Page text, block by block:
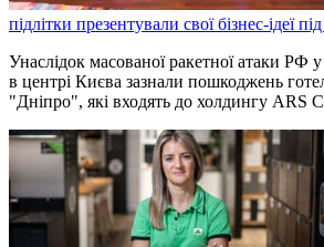
підлітки презентували свої бізнес-ідеї
Унаслідок масованої ракетної атаки РФ
в центрі Києва зазнали пошкоджень
"Дніпро", які входять до холдингу ARS